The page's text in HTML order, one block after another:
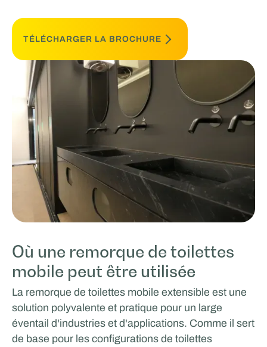
TÉLÉCHARGER LA BROCHURE
Où une remorque de toilettes
mobile peut être utilisée
La remorque de toilettes mobile extensible est une
solution polyvalente et pratique pour un large
éventail d'industries et d'applications. Comme il sert
de base pour les configurations de toilettes